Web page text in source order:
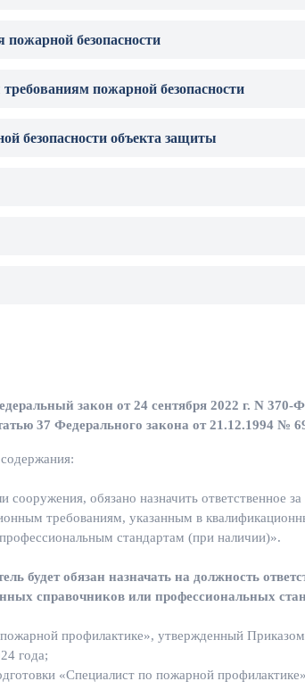
безопасности
пожарной безопасности
безопасности объекта защиты
закон от 24 сентября 2022 г. N 370-
37 Федерального закона от 21.12.1994 №
сооружения, обязано назначить ответственное
требованиям, указанным в
стандартам (при наличии)».
будет обязан назначать на должность
справочников или профессиональных
профилактике», утвержденный
года;
«Специалист по пожарной